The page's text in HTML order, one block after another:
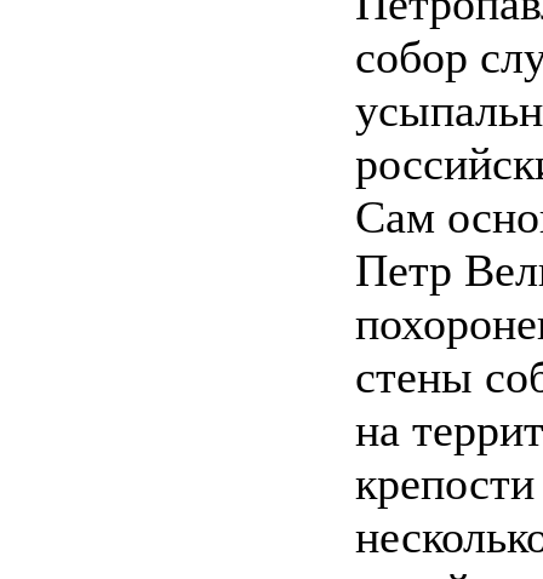
собор
Сам
Петр
стены
на